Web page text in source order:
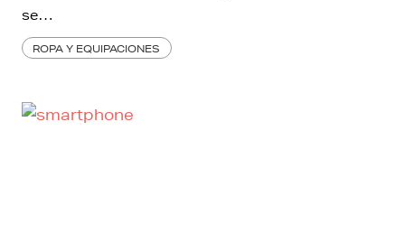
se…
ROPA Y EQUIPACIONES